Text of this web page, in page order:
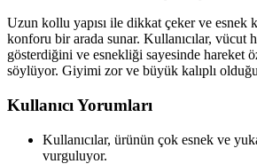
Uzun kollu yapısı ile dikkat çeker ve esnek
konforu bir arada sunar. Kullanıcılar, vücut
gösterdiğini ve esnekliği sayesinde hareket
söylüyor. Giyimi zor ve büyük kalıplı
Kullanıcı Yorumları
Kullanıcılar, ürünün çok esnek ve
vurguluyor.